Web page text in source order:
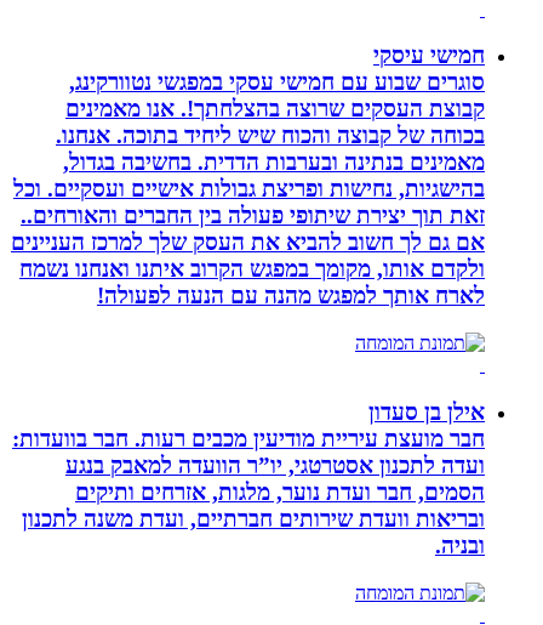
חמישי עיסקי
סוגרים שבוע עם חמישי עסקי במפגשי נטוורקינג,
קבוצת העסקים שרוצה בהצלחתך!. אנו מאמינים
בכוחה של קבוצה והכוח שיש ליחיד בתוכה. אנחנו.
מאמינים בנתינה ובערבות הדדית. בחשיבה בגדול,
בהישגיות, נחישות ופריצת גבולות אישיים ועסקיים. וכל
זאת תוך יצירת שיתופי פעולה בין החברים והאורחים..
אם גם לך חשוב להביא את העסק שלך למרכז העניינים
ולקדם אותו, מקומך במפגש הקרוב איתנו ואנחנו נשמח
לארח אותך למפגש מהנה עם הנעה לפעולה!
אילן בן סעדון
חבר מועצת עיריית מודיעין מכבים רעות. חבר בוועדות:
ועדה לתכנון אסטרטגי, יו”ר הוועדה למאבק בנגע
הסמים, חבר ועדת נוער, מלגות, אזרחים ותיקים
ובריאות וועדת שירותים חברתיים, ועדת משנה לתכנון
ובניה.